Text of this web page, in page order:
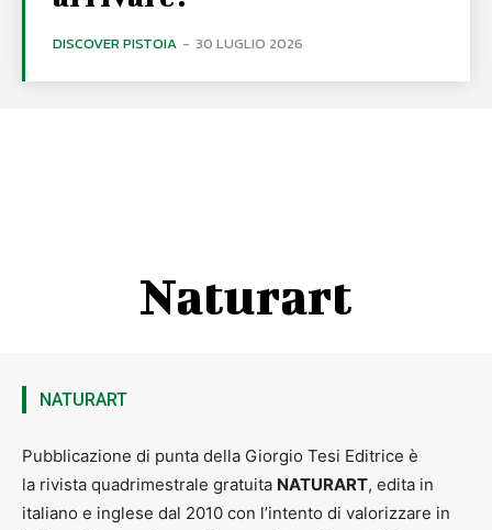
DISCOVER PISTOIA - 30 LUGLIO 2026
Naturart
NATURART
Pubblicazione di punta della Giorgio Tesi Editrice è
la rivista quadrimestrale gratuita NATURART, edita in
italiano e inglese dal 2010 con l’intento di valorizzare in